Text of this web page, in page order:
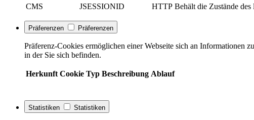
CMS
JSESSIONID HTTP Behält die Zustände
Präferenzen Präferenzen
Präferenz-Cookies ermöglichen einer Webseite sich an Informationen
in der Sie sich befinden.
Herkunft Cookie Typ Beschreibung Ablauf
Statistiken Statistiken